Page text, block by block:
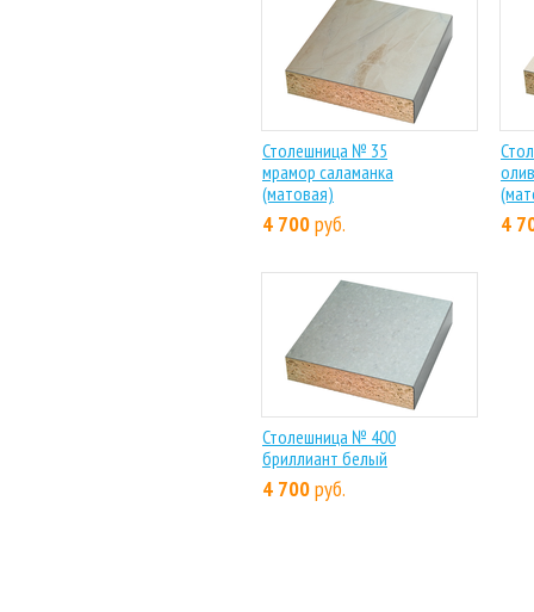
Столешница № 35
мрамор саламанка
(матовая)
4 700руб. 4
Столешница № 400
бриллиант белый
4 700руб.